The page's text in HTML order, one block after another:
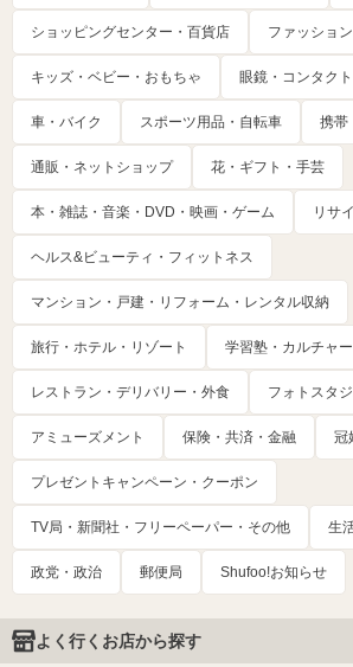
ショッピングセンター・百貨店 ファッション
キッズ・ベビー・おもちゃ 眼鏡・コンタク
車・バイク スポーツ用品・自転車 携帯
通販・ネットショップ 花・ギフト・手芸
本・雑誌・音楽・DVD・映画・ゲーム リサ
ヘルス&ビューティ・フィットネス
マンション・戸建・リフォーム・レンタル収納
旅行・ホテル・リゾート 学習塾・カルチャ
レストラン・デリバリー・外食 フォトスタ
アミューズメント 保険・共済・金融 冠
プレゼントキャンペーン・クーポン
TV局・新聞社・フリーペーパー・その他 生
政党・政治 郵便局 Shufoo!お知らせ
よく行くお店から探す